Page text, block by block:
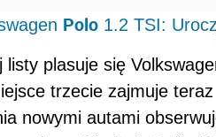
Polo 1.2 TSI:
listy plasuje się
trzecie zajmuje
nowymi autami